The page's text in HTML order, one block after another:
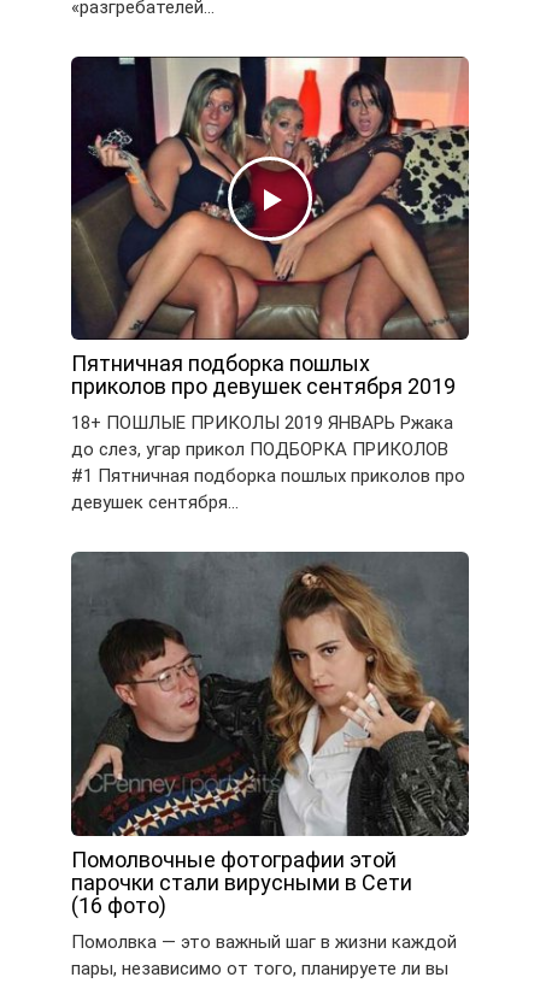
«разгребателей…
Пятничная подборка пошлых
приколов про девушек сентября 2019
18+ ПОШЛЫЕ ПРИКОЛЫ 2019 ЯНВАРЬ Ржака
до слез, угар прикол ПОДБОРКА ПРИКОЛОВ
#1 Пятничная подборка пошлых приколов про
девушек сентября…
Помолвочные фотографии этой
парочки стали вирусными в Сети
(16 фото)
Помолвка — это важный шаг в жизни каждой
пары, независимо от того, планируете ли вы